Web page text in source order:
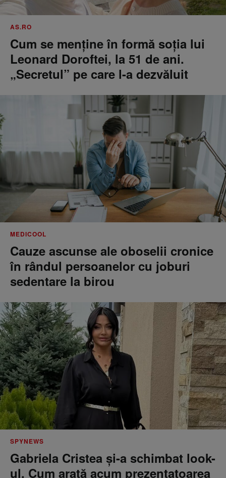
AS.RO
Cum se menţine în formă soţia lui
Leonard Doroftei, la 51 de ani.
„Secretul” pe care l-a dezvăluit
MEDICOOL
Cauze ascunse ale oboselii cronice
în rândul persoanelor cu joburi
sedentare la birou
SPYNEWS
Gabriela Cristea și-a schimbat look-
ul. Cum arată acum prezentatoarea